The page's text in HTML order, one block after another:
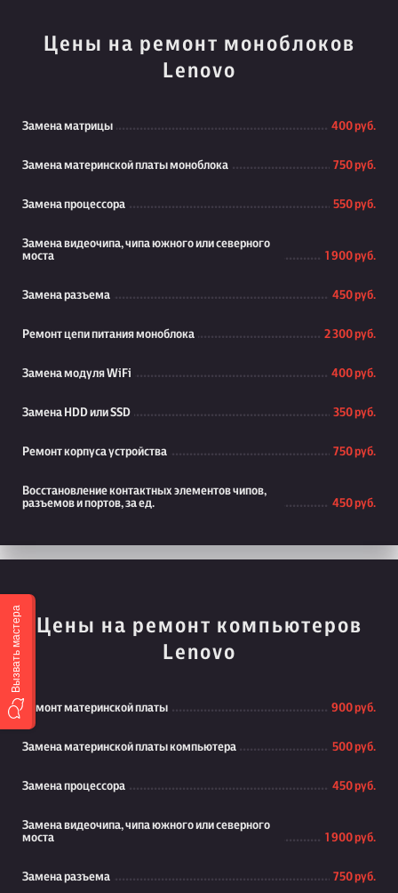
Цены на ремонт моноблоков
Lenovo
Замена матрицы 400 руб.
Замена материнской платы моноблока 750 руб.
Замена процессора 550 руб.
Замена видеочипа, чипа южного или северного
моста
1 900 руб.
Замена разъема 450 руб.
Ремонт цепи питания моноблока 2 300 руб.
Замена модуля WiFi 400 руб.
Замена HDD или SSD 350 руб.
Ремонт корпуса устройства 750 руб.
Восстановление контактных элементов чипов,
разъемов и портов, за ед.
450 руб.
Цены на ремонт компьютеров
Lenovo
Ремонт материнской платы 900 руб.
Замена материнской платы компьютера 500 руб.
Замена процессора 450 руб.
Замена видеочипа, чипа южного или северного
моста
1 900 руб.
Замена разъема 750 руб.
Вызвать мастера